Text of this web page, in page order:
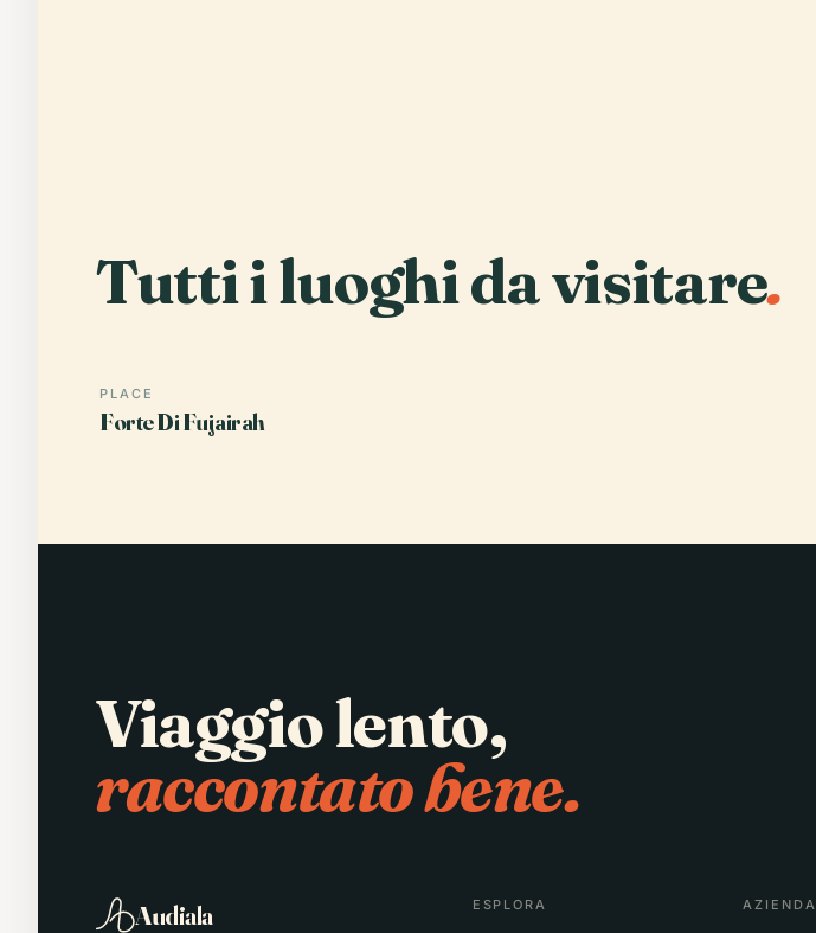
Tutti i luoghi da visitare.
PLACE
Forte Di Fujairah
Viaggio lento,
raccontato bene.
Audiala ESPLORA AZIENDA